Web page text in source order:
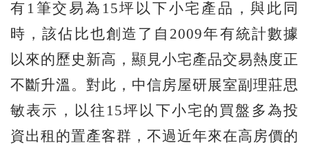
有1筆交易為15坪以下小宅產品，與此同
時，該佔比也創造了自2009年有統計數據
以來的歷史新高，顯見小宅產品交易熱度正
不斷升溫。對此，中信房屋研展室副理莊思
敏表示，以往15坪以下小宅的買盤多為投
資出租的置產客群，不過近年來在高房價的